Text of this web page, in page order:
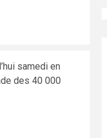
samedi en
des 40 000